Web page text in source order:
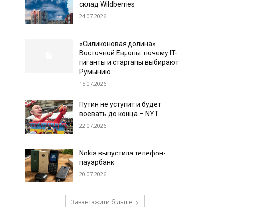
склад Wildberries
24.07.2026
«Силиконовая долина»
Восточной Европы: почему IT-
гиганты и стартапы выбирают
Румынию
15.07.2026
Путин не уступит и будет
воевать до конца – NYT
22.07.2026
Nokia выпустила телефон-
пауэрбанк
20.07.2026
Завантажити більше